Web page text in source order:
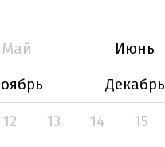
Май
Июнь
Декабрь
12 13 14 15